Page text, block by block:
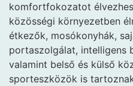
komfortfokozatot
közösségi környezetben
étkezők, mosókonyhák,
portaszolgálat, intelligens
valamint belső és külső
sporteszközök is